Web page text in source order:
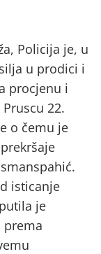
Policija je, u
u prodici i
procjenu i
22.
o čemu je
isticanje
je
prema